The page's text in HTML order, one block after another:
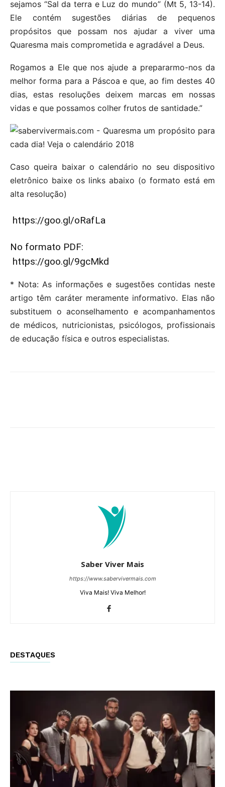
sejamos “Sal da terra e Luz do mundo” (Mt 5, 13-14).
Ele contém sugestões diárias de pequenos
propósitos que possam nos ajudar a viver uma
Quaresma mais comprometida e agradável a Deus.
Rogamos a Ele que nos ajude a prepararmo-nos da
melhor forma para a Páscoa e que, ao fim destes 40
dias, estas resoluções deixem marcas em nossas
vidas e que possamos colher frutos de santidade.”
Caso queira baixar o calendário no seu dispositivo
eletrônico baixe os links abaixo (o formato está em
alta resolução)
https://goo.gl/oRafLa
No formato PDF:
https://goo.gl/9gcMkd
* Nota: As informações e sugestões contidas neste
artigo têm caráter meramente informativo. Elas não
substituem o aconselhamento e acompanhamentos
de médicos, nutricionistas, psicólogos, profissionais
de educação física e outros especialistas.
Saber Viver Mais
https://www.sabervivermais.com
Viva Mais! Viva Melhor!
DESTAQUES